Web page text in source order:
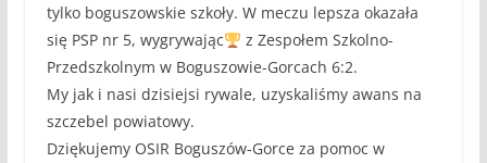
tylko boguszowskie szkoły. W meczu lepsza okazała
się PSP nr 5, wygrywając
z Zespołem Szkolno-
Przedszkolnym w Boguszowie-Gorcach 6:2.
My jak i nasi dzisiejsi rywale, uzyskaliśmy awans na
szczebel powiatowy.
Dziękujemy OSIR Boguszów-Gorce za pomoc w